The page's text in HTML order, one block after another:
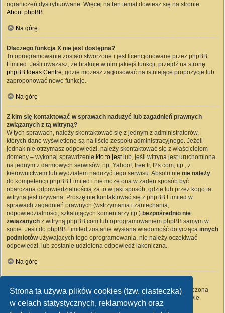
Strona ta używa plików cookies (tzw. ciasteczka)
w celach statystycznych, reklamowych oraz
ograniczeń dystrybuowane. Więcej na ten temat dowiesz się na stronie
About phpBB.
Na górę
Dlaczego funkcja X nie jest dostępna?
To oprogramowanie zostało stworzone i jest licencjonowane przez phpBB
Limited. Jeśli uważasz, że brakuje w nim jakiejś funkcji, przejdź na stronę
phpBB Ideas Centre, gdzie możesz zagłosować na istniejące propozycje lub
zaproponować nowe funkcje.
Na górę
Z kim się kontaktować w sprawach nadużyć lub zagadnień prawnych
związanych z tą witryną?
W tych sprawach, należy skontaktować się z jednym z administratorów,
których dane wyświetlone są na liście zespołu administracyjnego. Jeżeli
jednak nie otrzymasz odpowiedzi, należy skontaktować się z właścicielem
domeny – wykonaj sprawdzenie kto to jestlub, jeśli witryna jest uruchomiona
na jednym z darmowych serwisów, np. Yahoo!, free.fr, f2s.com, itp., z
kierownictwem lub wydziałem nadużyć tego serwisu. Absolutnie nie należy
do kompetencji phpBB Limited i nie może ona w żaden sposób być
obarczana odpowiedzialnością za to w jaki sposób, gdzie lub przez kogo ta
witryna jest używana. Proszę nie kontaktować się z phpBB Limited w
sprawach zagadnień prawnych (wstrzymania i zaniechania,
odpowiedzialności, szkalujących komentarzy itp.) bezpośrednio nie
związanych z witryną phpBB.com lub oprogramowaniem phpBB samym w
sobie. Jeśli do phpBB Limited zostanie wysłana wiadomość dotycząca innych
podmiotówużywających tego oprogramowania, nie należy oczekiwać
odpowiedzi, lub zostanie udzielona odpowiedź lakoniczna.
Na górę
Wszyscy użytkownicy witryny mogą używać – jeśli funkcja ta jest włączona
przez administratora witryny – formularza „Kontakt z nami”. Członkowie
witryny mogą także używać odnośnika „Zespół administracyjny”.